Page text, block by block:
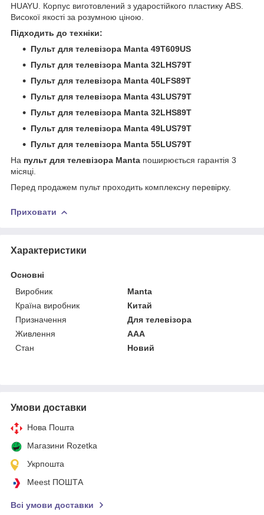
HUAYU. Корпус виготовлений з ударостійкого пластику ABS.
Високої якості за розумною ціною.
Підходить до техніки:
Пульт для телевізора Manta 49T609US
Пульт для телевізора Manta 32LHS79T
Пульт для телевізора Manta 40LFS89T
Пульт для телевізора Manta 43LUS79T
Пульт для телевізора Manta 32LHS89T
Пульт для телевізора Manta 49LUS79T
Пульт для телевізора Manta 55LUS79T
На пульт для телевізора Manta поширюється гарантія 3
місяці.
Перед продажем пульт проходить комплексну перевірку.
Приховати
Характеристики
Основні
Виробник
Manta
Країна виробник
Китай
Призначення
Для телевізора
Живлення
AAA
Стан
Новий
Умови доставки
Нова Пошта
Магазини Rozetka
Укрпошта
Meest ПОШТА
Всі умови доставки